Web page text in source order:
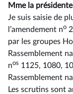
Mme la présidente
Je suis saisie de
l’amendement no
par les groupes
Rassemblement
nos 1125, 1080,
Rassemblement
Les scrutins sont